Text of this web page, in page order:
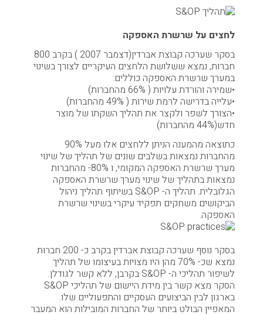
לחצים על שרשרת האספקה
בסקר שערכה קבוצת אברדין(דצמבר 2007 ) בקרב 800
חברות, נמצא ששלושת הלחצים העיקריים לצורך בשינוי
במערך שרשרת האספקה כוללים:
•שמירה והורדת עלויות ( 66% מהחברות)
•עלייה בדרישה לרמת שירות ( 49% מהחברות)
•הצורך לשפר ולקצר את תהליך השקתו של מוצר
חדש(44% מהחברות)
כתוצאה מהמענה הניתן ללחצים אלו מעל 90%
מהחברות נמצאות בשלבים שונים של תהליך של שינוי
מערך שרשרת האספקה המקומי, ו 80%- מהחברות
נמצאות בתהליך של שינוי מערך שרשרת האספקה
הגלובלית. תהליך ה- S&OP בשיתוף תהליך ניהול
הביקושים משחקים תפקיד עיקרי בשינוי שרשרת
האספקה.
בסקר נוסף שערכה קבוצת אברדין בקרב כ- 200 חברות
נמצא שכ- 70% מהן היו מצויות בעיצומו של תהליך
לשיפור תהליכי ה- S&OP בקרבן, ללא קשר לגודלן.
הסקר מצא קשר בין מידת היישום של תהליכי S&OP
בארגון לבין הביצועים העסקיים והתפעוליים שלו.
המאפיין הבולט ביותר של החברות המובילות הוא המעבר